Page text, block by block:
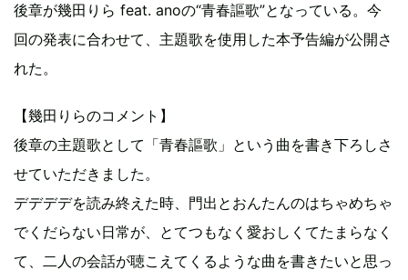
後章が幾田りら feat. anoの“青春謳歌”となっている。今
回の発表に合わせて、主題歌を使用した本予告編が公開さ
れた。
【幾田りらのコメント】
後章の主題歌として「青春謳歌」という曲を書き下ろしさ
せていただきました。
デデデデを読み終えた時、門出とおんたんのはちゃめちゃ
でくだらない日常が、とてつもなく愛おしくてたまらなく
て、二人の会話が聴こえてくるような曲を書きたいと思っ